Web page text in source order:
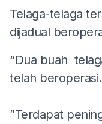
Telaga-telaga
dijadual
“Dua buah
telah beroperasi.
”Terdapat